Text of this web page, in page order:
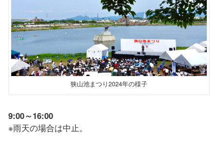
狭山池まつり2024年の様子
9:00～16:00
※雨天の場合は中止。